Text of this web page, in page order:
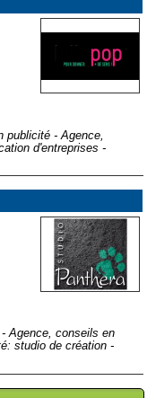
publicité - Agence,
d'entreprises -
Agence, conseils en
studio de création -